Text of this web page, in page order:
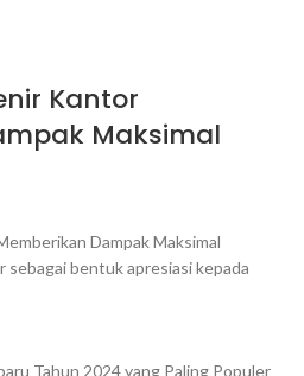
Kantor
Maksimal
Dampak Maksimal
bentuk apresiasi kepada